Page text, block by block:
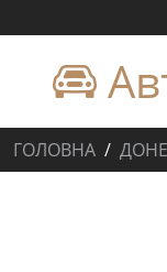
ГОЛОВНА